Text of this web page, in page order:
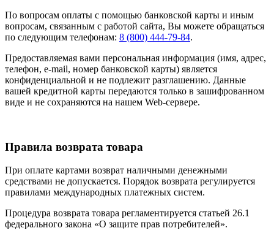
По вопросам оплаты с помощью банковской карты и иным
вопросам, связанным с работой сайта, Вы можете обращаться
по следующим телефонам: 8 (800) 444-79-84.
Предоставляемая вами персональная информация (имя, адрес,
телефон, e-mail, номер банковской карты) является
конфиденциальной и не подлежит разглашению. Данные
вашей кредитной карты передаются только в зашифрованном
виде и не сохраняются на нашем Web-сервере.
Правила возврата товара
При оплате картами возврат наличными денежными
средствами не допускается. Порядок возврата регулируется
правилами международных платежных систем.
Процедура возврата товара регламентируется статьей 26.1
федерального закона «О защите прав потребителей».